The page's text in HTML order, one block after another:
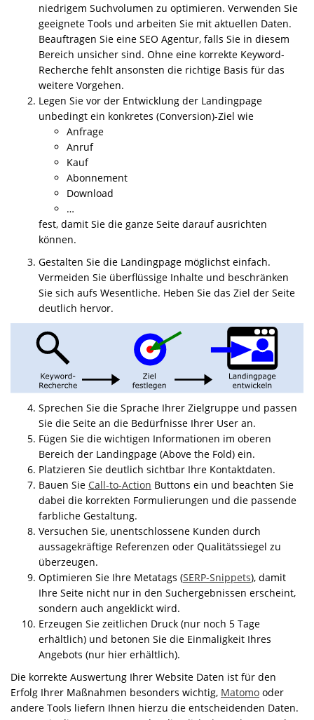
niedrigem Suchvolumen zu optimieren. Verwenden Sie
geeignete Tools und arbeiten Sie mit aktuellen Daten.
Beauftragen Sie eine SEO Agentur, falls Sie in diesem
Bereich unsicher sind. Ohne eine korrekte Keyword-
Recherche fehlt ansonsten die richtige Basis für das
weitere Vorgehen.
Legen Sie vor der Entwicklung der Landingpage
unbedingt ein konkretes (Conversion)-Ziel wie
Anfrage
Anruf
Kauf
Abonnement
Download
…
fest, damit Sie die ganze Seite darauf ausrichten
können.
Gestalten Sie die Landingpage möglichst einfach.
Vermeiden Sie überflüssige Inhalte und beschränken
Sie sich aufs Wesentliche. Heben Sie das Ziel der Seite
deutlich hervor.
Sprechen Sie die Sprache Ihrer Zielgruppe und passen
Sie die Seite an die Bedürfnisse Ihrer User an.
Fügen Sie die wichtigen Informationen im oberen
Bereich der Landingpage (Above the Fold) ein.
Platzieren Sie deutlich sichtbar Ihre Kontaktdaten.
Bauen Sie Call-to-Action Buttons ein und beachten Sie
dabei die korrekten Formulierungen und die passende
farbliche Gestaltung.
Versuchen Sie, unentschlossene Kunden durch
aussagekräftige Referenzen oder Qualitätssiegel zu
überzeugen.
Optimieren Sie Ihre Metatags (SERP-Snippets), damit
Ihre Seite nicht nur in den Suchergebnissen erscheint,
sondern auch angeklickt wird.
Erzeugen Sie zeitlichen Druck (nur noch 5 Tage
erhältlich) und betonen Sie die Einmaligkeit Ihres
Angebots (nur hier erhältlich).
Die korrekte Auswertung Ihrer Website Daten ist für den
Erfolg Ihrer Maßnahmen besonders wichtig, Matomo oder
andere Tools liefern Ihnen hierzu die entscheidenden Daten.